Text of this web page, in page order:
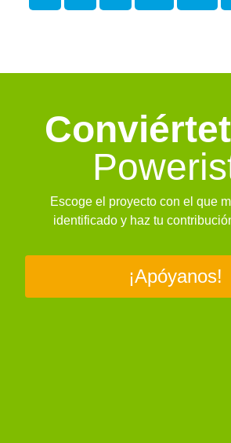
Escoge el proyecto con el que
identificado y haz tu
¡Apóyanos!